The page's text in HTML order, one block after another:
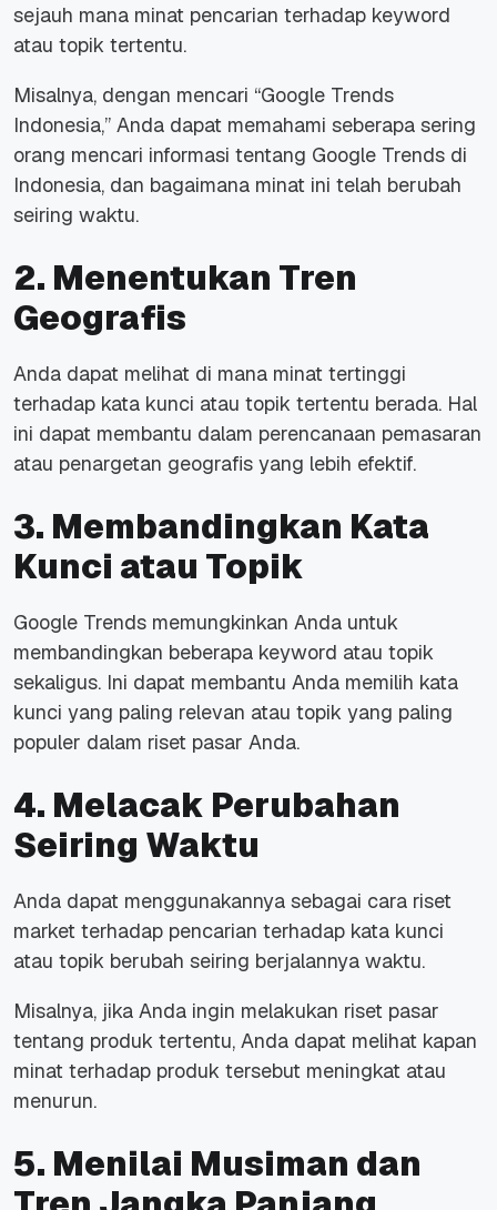
sejauh mana minat pencarian terhadap keyword
atau topik tertentu.
Misalnya, dengan mencari “Google Trends
Indonesia,” Anda dapat memahami seberapa sering
orang mencari informasi tentang Google Trends di
Indonesia, dan bagaimana minat ini telah berubah
seiring waktu.
2. Menentukan Tren
Geografis
Anda dapat melihat di mana minat tertinggi
terhadap kata kunci atau topik tertentu berada. Hal
ini dapat membantu dalam perencanaan pemasaran
atau penargetan geografis yang lebih efektif.
3. Membandingkan Kata
Kunci atau Topik
Google Trends memungkinkan Anda untuk
membandingkan beberapa keyword atau topik
sekaligus. Ini dapat membantu Anda memilih kata
kunci yang paling relevan atau topik yang paling
populer dalam riset pasar Anda.
4. Melacak Perubahan
Seiring Waktu
Anda dapat menggunakannya sebagai cara riset
market terhadap pencarian terhadap kata kunci
atau topik berubah seiring berjalannya waktu.
Misalnya, jika Anda ingin melakukan riset pasar
tentang produk tertentu, Anda dapat melihat kapan
minat terhadap produk tersebut meningkat atau
menurun.
5. Menilai Musiman dan